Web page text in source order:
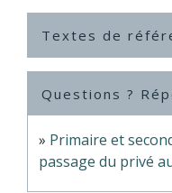
Textes de
Questions ?
Primaire et
passage du privé